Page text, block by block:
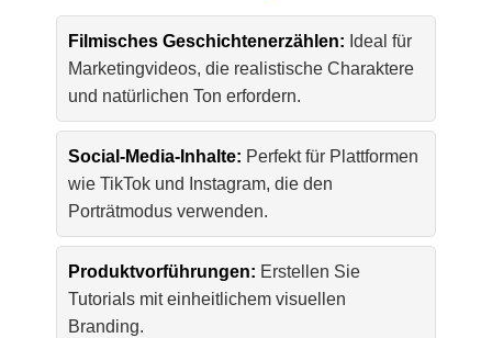
Filmisches Geschichtenerzählen: Ideal für
Marketingvideos, die realistische Charaktere
und natürlichen Ton erfordern.
Social-Media-Inhalte: Perfekt für Plattformen
wie TikTok und Instagram, die den
Porträtmodus verwenden.
Produktvorführungen: Erstellen Sie
Tutorials mit einheitlichem visuellen
Branding.